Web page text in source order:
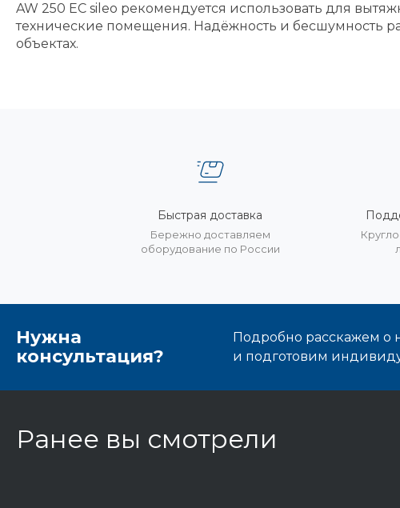
AW 250 EC sileo рекомендуется использовать для
технические помещения. Надёжность и бесшумность
объектах.
Быстрая доставка
Бережно доставляем
оборудование по России
Нужна
консультация?
Подробно расскажем о
и подготовим
Ранее вы смотрели